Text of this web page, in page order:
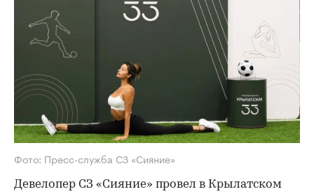
Фото: Пресс-служба СЗ «Сияние»
Девелопер СЗ «Сияние» провел в Крылатском